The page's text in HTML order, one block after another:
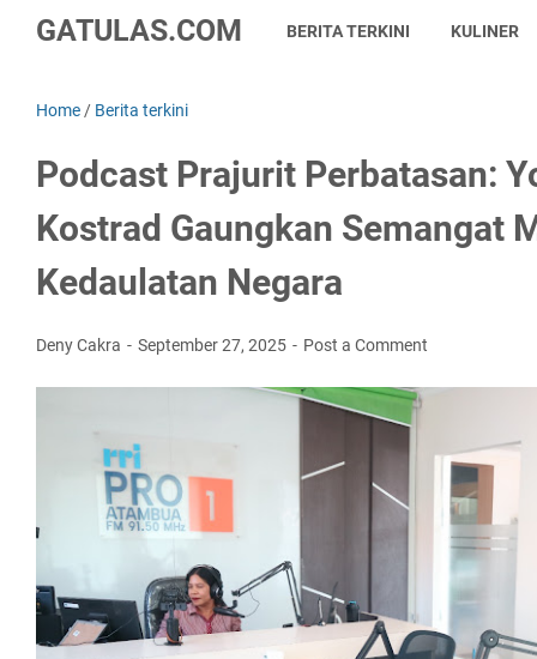
GATULAS.COM BERITA TERKINI KULINER
Home / Berita terkini
Podcast Prajurit Perbatasan:
Kostrad Gaungkan Semangat
Kedaulatan Negara
Deny Cakra September 27, 2025 Post a Comment